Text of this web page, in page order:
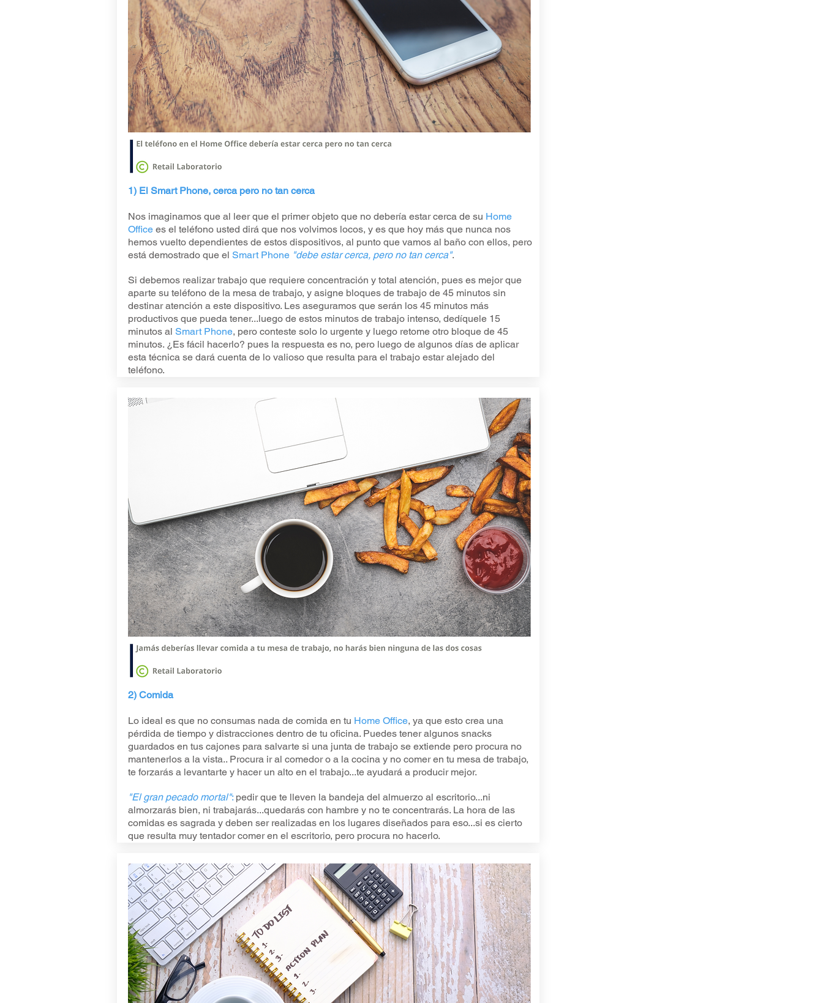
1) El Smart Phone, cerca pero no tan cerca
Nos imaginamos que al leer que el primer objeto que no debería estar cerca de su Home
Officees el teléfono usted dirá que nos volvimos locos, y es que hoy más que nunca nos
hemos vuelto dependientes de estos dispositivos, al punto que vamos al baño con ellos, pero
está demostrado que el Smart Phone "debe estar cerca, pero no tan cerca".
Si debemos realizar trabajo que requiere concentración y total atención, pues es mejor que
aparte su teléfono de la mesa de trabajo, y asigne bloques de trabajo de 45 minutos sin
destinar atención a este dispositivo. Les aseguramos que serán los 45 minutos más
productivos que pueda tener...luego de estos minutos de trabajo intenso, dedíquele 15
minutos al Smart Phone, pero conteste solo lo urgente y luego retome otro bloque de 45
minutos. ¿Es fácil hacerlo? pues la respuesta es no, pero luego de algunos días de aplicar
esta técnica se dará cuenta de lo valioso que resulta para el trabajo estar alejado del
teléfono.
2) Comida
Lo ideal es que no consumas nada de comida en tu Home Office, ya que esto crea una
pérdida de tiempo y distracciones dentro de tu oficina. Puedes tener algunos snacks
guardados en tus cajones para salvarte si una junta de trabajo se extiende pero procura no
mantenerlos a la vista.. Procura ir al comedor o a la cocina y no comer en tu mesa de trabajo,
te forzarás a levantarte y hacer un alto en el trabajo...te ayudará a producir mejor.
"El gran pecado mortal":pedir que te lleven la bandeja del almuerzo al escritorio...ni
almorzarás bien, ni trabajarás...quedarás con hambre y no te concentrarás. La hora de las
comidas es sagrada y deben ser realizadas en los lugares diseñados para eso...si es cierto
que resulta muy tentador comer en el escritorio, pero procura no hacerlo.